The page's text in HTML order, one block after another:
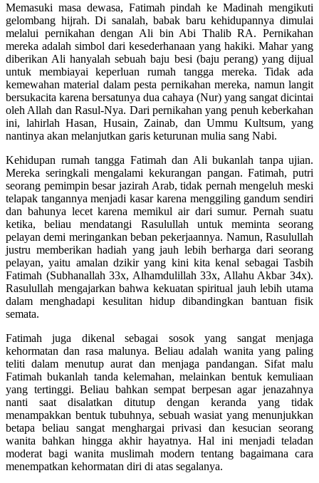
Memasuki masa dewasa, Fatimah pindah ke Madinah mengikuti
gelombang hijrah. Di sanalah, babak baru kehidupannya dimulai
melalui pernikahan dengan Ali bin Abi Thalib RA. Pernikahan
mereka adalah simbol dari kesederhanaan yang hakiki. Mahar yang
diberikan Ali hanyalah sebuah baju besi (baju perang) yang dijual
untuk membiayai keperluan rumah tangga mereka. Tidak ada
kemewahan material dalam pesta pernikahan mereka, namun langit
bersukacita karena bersatunya dua cahaya (Nur) yang sangat dicintai
oleh Allah dan Rasul-Nya. Dari pernikahan yang penuh keberkahan
ini, lahirlah Hasan, Husain, Zainab, dan Ummu Kultsum, yang
nantinya akan melanjutkan garis keturunan mulia sang Nabi.
Kehidupan rumah tangga Fatimah dan Ali bukanlah tanpa ujian.
Mereka seringkali mengalami kekurangan pangan. Fatimah, putri
seorang pemimpin besar jazirah Arab, tidak pernah mengeluh meski
telapak tangannya menjadi kasar karena menggiling gandum sendiri
dan bahunya lecet karena memikul air dari sumur. Pernah suatu
ketika, beliau mendatangi Rasulullah untuk meminta seorang
pelayan demi meringankan beban pekerjaannya. Namun, Rasulullah
justru memberikan hadiah yang jauh lebih berharga dari seorang
pelayan, yaitu amalan dzikir yang kini kita kenal sebagai Tasbih
Fatimah (Subhanallah 33x, Alhamdulillah 33x, Allahu Akbar 34x).
Rasulullah mengajarkan bahwa kekuatan spiritual jauh lebih utama
dalam menghadapi kesulitan hidup dibandingkan bantuan fisik
semata.
Fatimah juga dikenal sebagai sosok yang sangat menjaga
kehormatan dan rasa malunya. Beliau adalah wanita yang paling
teliti dalam menutup aurat dan menjaga pandangan. Sifat malu
Fatimah bukanlah tanda kelemahan, melainkan bentuk kemuliaan
yang tertinggi. Beliau bahkan sempat berpesan agar jenazahnya
nanti saat disalatkan ditutup dengan keranda yang tidak
menampakkan bentuk tubuhnya, sebuah wasiat yang menunjukkan
betapa beliau sangat menghargai privasi dan kesucian seorang
wanita bahkan hingga akhir hayatnya. Hal ini menjadi teladan
moderat bagi wanita muslimah modern tentang bagaimana cara
menempatkan kehormatan diri di atas segalanya.